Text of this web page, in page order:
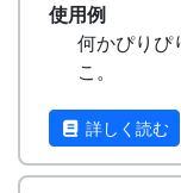
使用例
何かぴりぴ
こ。
詳しく読む